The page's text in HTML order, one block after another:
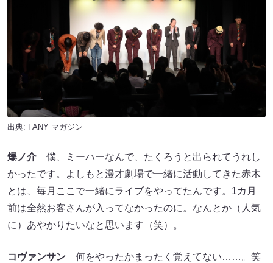
出典: FANY マガジン
爆ノ介 僕、ミーハーなんで、たくろうと出られてうれし
かったです。よしもと漫才劇場で一緒に活動してきた赤木
とは、毎月ここで一緒にライブをやってたんです。1カ月
前は全然お客さんが入ってなかったのに。なんとか（人気
に）あやかりたいなと思います（笑）。
コヴァンサン 何をやったかまったく覚えてない……。笑